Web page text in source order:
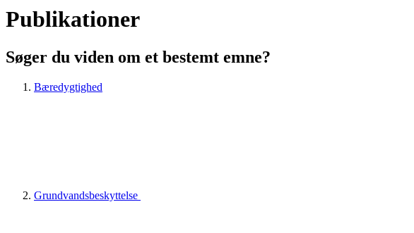
Publikationer
Søger du viden om et bestemt emne?
Bæredygtighed
Grundvandsbeskyttelse